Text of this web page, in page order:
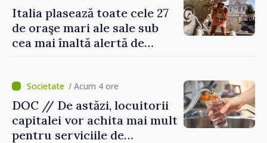
Italia plasează toate cele 27
de oraşe mari ale sale sub
cea mai înaltă alertă de
/ Acum 4 ore
DOC // De astăzi, locuitorii
capitalei vor achita mai mult
pentru serviciile de